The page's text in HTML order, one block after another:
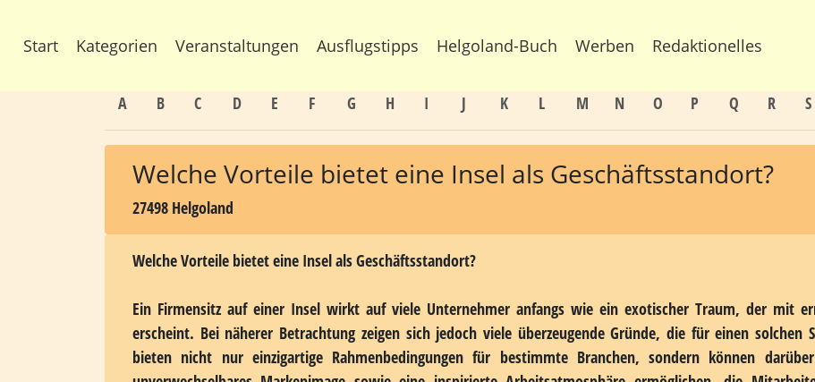
Start Kategorien Veranstaltungen Ausflugstipps Helgoland-Buch Werben Redaktionelles
A B C D E F G H I J K L M N O P Q R S
Welche Vorteile bietet eine Insel als Geschäftsstandort?
27498 Helgoland